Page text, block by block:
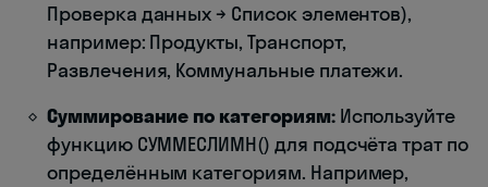
Проверка данных → Список элементов),
например: Продукты, Транспорт,
Развлечения, Коммунальные платежи.
Суммирование по категориям:Используйте
функцию СУММЕСЛИМН() для подсчёта трат по
определённым категориям. Например,